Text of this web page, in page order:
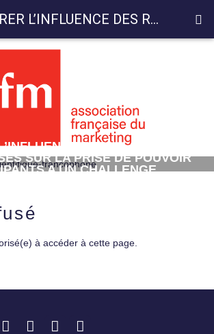
DES
SUR LA PRISE DE POUVOIR
A UN CHALLENGE
à accéder à cette page.
EXPLORER L’INFLUENCE DES RECOMPENSES SUR LA PRISE DE POUVOIR DES PARTICIPANTS A UN CHALLENGE D’INNOVATION